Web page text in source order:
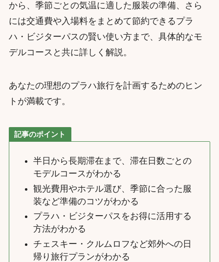
から、季節ごとの気温に適した服装の準備、さら
には交通費や入場料をまとめて節約できるプラ
ハ・ビジターパスの賢い使い方まで、具体的なモ
デルコースと共に詳しく解説。
あなたの理想のプラハ旅行を計画するためのヒン
トが満載です。
記事のポイント
半日から長期滞在まで、滞在日数ごとの
モデルコースがわかる
観光費用やホテル選び、季節に合った服
装など準備のコツがわかる
プラハ・ビジターパスをお得に活用する
方法がわかる
チェスキー・クルムロフなど郊外への日
帰り旅行プランがわかる